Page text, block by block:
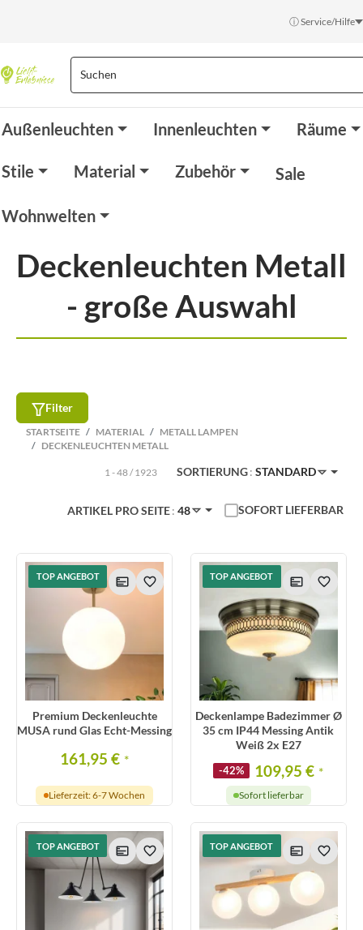
ⓘ Service/Hilfe
Außenleuchten Innenleuchten Räume
Stile Material Zubehör Sale
Wohnwelten
Deckenleuchten Metall
- große Auswahl
Filter
STARTSEITE MATERIAL
METALL LAMPEN
DECKENLEUCHTEN METALL
1 - 48 / 1923 SORTIERUNG STANDARD
ARTIKEL PRO SEITE 48 SOFORT LIEFERBAR
TOP ANGEBOT
Premium Deckenleuchte
MUSA rund Glas Echt-Messing
161,95 € *
Lieferzeit: 6-7 Wochen
TOP ANGEBOT
Deckenlampe Badezimmer Ø
35 cm IP44 Messing Antik
Weiß 2x E27
-42% 109,95 € *
Sofort lieferbar
TOP ANGEBOT TOP ANGEBOT